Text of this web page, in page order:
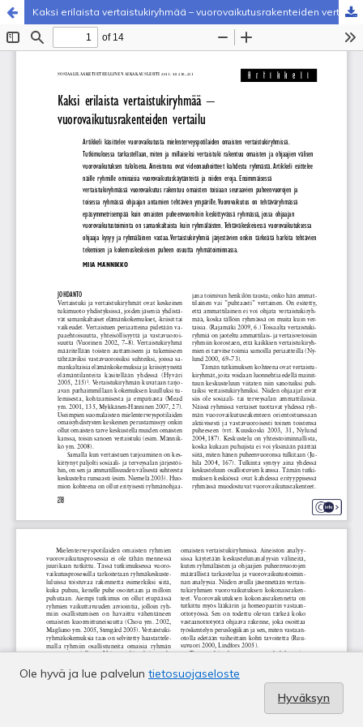
Kaksi erilaista vertaistukiryhmää – vuorovaikutusrakenteiden vertailu
Ole hyvä ja lue palvelun tietosuojaseloste
Hyväksyn
Palvelua ylläpitääTieteellisten seurain valtuuskunta